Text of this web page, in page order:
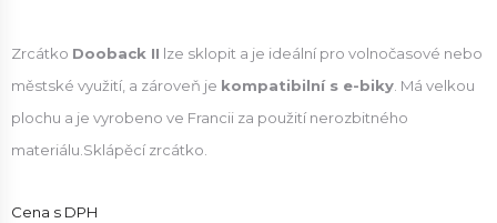
Zrcátko Dooback II lze sklopit a je ideální pro volnočasové nebo
městské využití, a zároveň je kompatibilní s e-biky . Má velkou
plochu a je vyrobeno ve Francii za použití nerozbitného
materiálu.Sklápěcí zrcátko.
Cena s DPH